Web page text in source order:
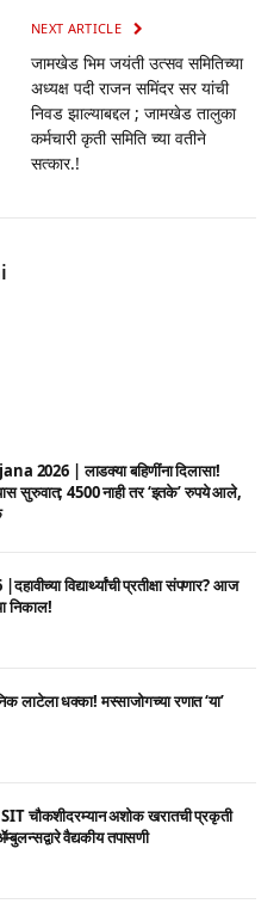
NEXT ARTICLE
जामखेड भिम जयंती उत्सव समितिच्या
अध्यक्ष पदी राजन समिंदर सर यांची
निवड झाल्याबद्दल ; जामखेड तालुका
कर्मचारी कृती समिति च्या वतीने
सत्कार.!
2026 | लाडक्या बहिणींना दिलासा!
सुरुवात; 4500 नाही तर ‘इतके’ रुपये आले,
विद्यार्थ्यांची प्रतीक्षा संपणार? आज
निकाल!
धक्का! मस्साजोगच्या रणात ‘या’
चौकशीदरम्यान अशोक खरातची प्रकृती
वैद्यकीय तपासणी